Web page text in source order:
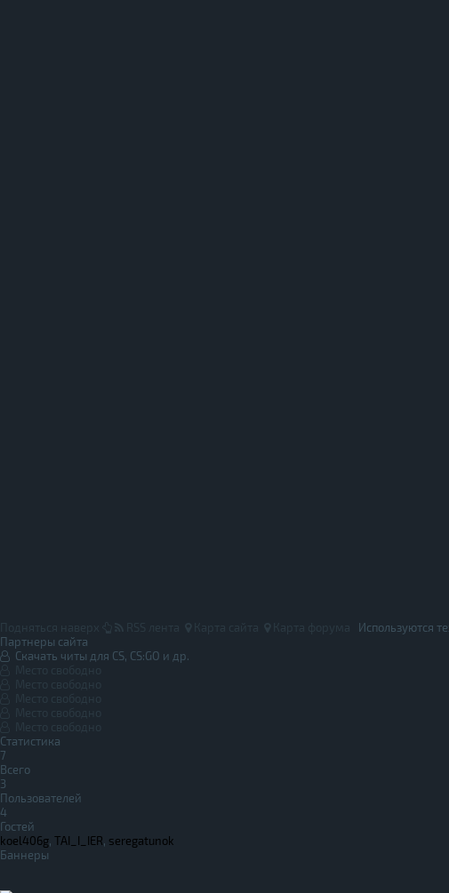
Используются
Партнеры сайта
Скачать читы для CS, CS:GO и др.
Статистика
7
Всего
3
Пользователей
4
Гостей
koel406g, TAI_I_IER, seregatunok
Баннеры